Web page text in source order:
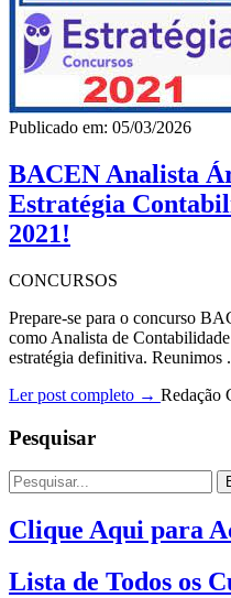
Publicado em: 05/03/2026
BACEN Analista
Estratégia
2021!
CONCURSOS
Prepare-se para o concurso
como Analista de
estratégia definitiva. Reunimos
Ler post completo → Redação
Pesquisar
Clique Aqui para
Lista de Todos os